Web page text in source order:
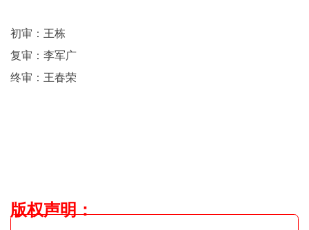
初审：王栋
复审：李军广
终审：王春荣
版权声明：